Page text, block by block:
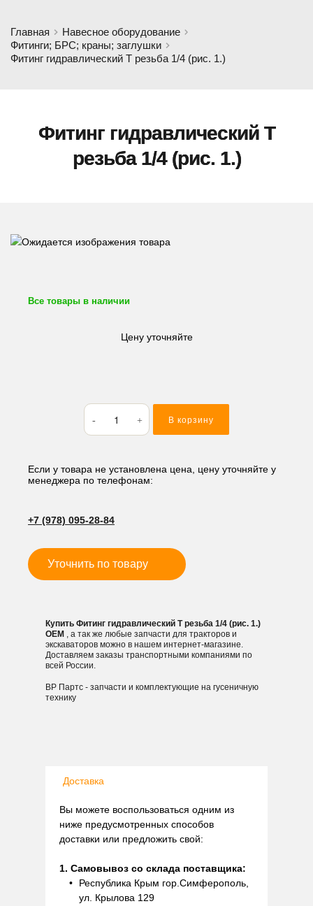
Главная
Навесное оборудование
Фитинги; БРС; краны; заглушки
Фитинг гидравлический Т резьба 1/4 (рис. 1.)
Фитинг гидравлический Т
резьба 1/4 (рис. 1.)
Все товары в наличии
Цену уточняйте
Количество
товара
Фитинг
Т
резьба
1.)
В корзину
Если у товара не установлена цена, цену уточняйте у
менеджера по телефонам:
+7 (978) 095-28-84
Уточнить по товару
Купить Фитинг гидравлический Т резьба 1/4 (рис. 1.)
OEM , а так же любые запчасти для тракторов и
экскаваторов можно в нашем интернет-магазине.
Доставляем заказы транспортными компаниями по
всей России.
ВР Партс - запчасти и комплектующие на гусеничную
технику
Доставка
Вы можете воспользоваться одним из
ниже предусмотренных способов
доставки или предложить свой:
1. Самовывоз со склада поставщика:
Республика Крым гор.Симферополь,
ул. Крылова 129